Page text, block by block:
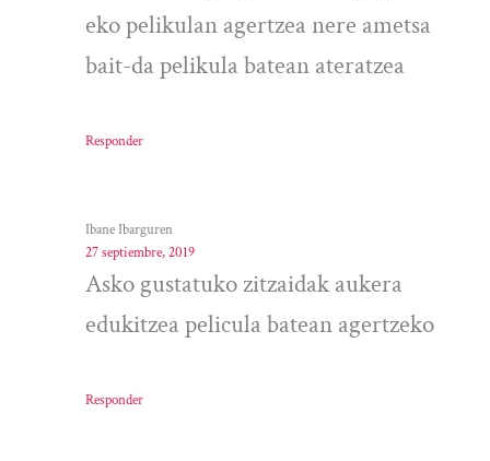
eko pelikulan agertzea nere ametsa
bait-da pelikula batean ateratzea
Responder
Ibane Ibarguren
27 septiembre, 2019
Asko gustatuko zitzaidak aukera
edukitzea pelicula batean agertzeko
Responder